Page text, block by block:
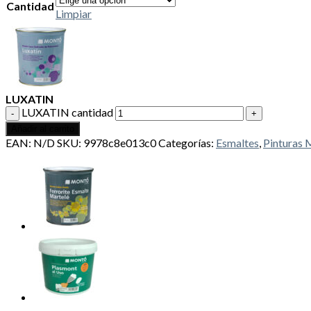
Cantidad
Limpiar
LUXATIN
LUXATIN cantidad
EAN: N/DSKU: 9978c8e013c0Categorías: Esmaltes, Pinturas